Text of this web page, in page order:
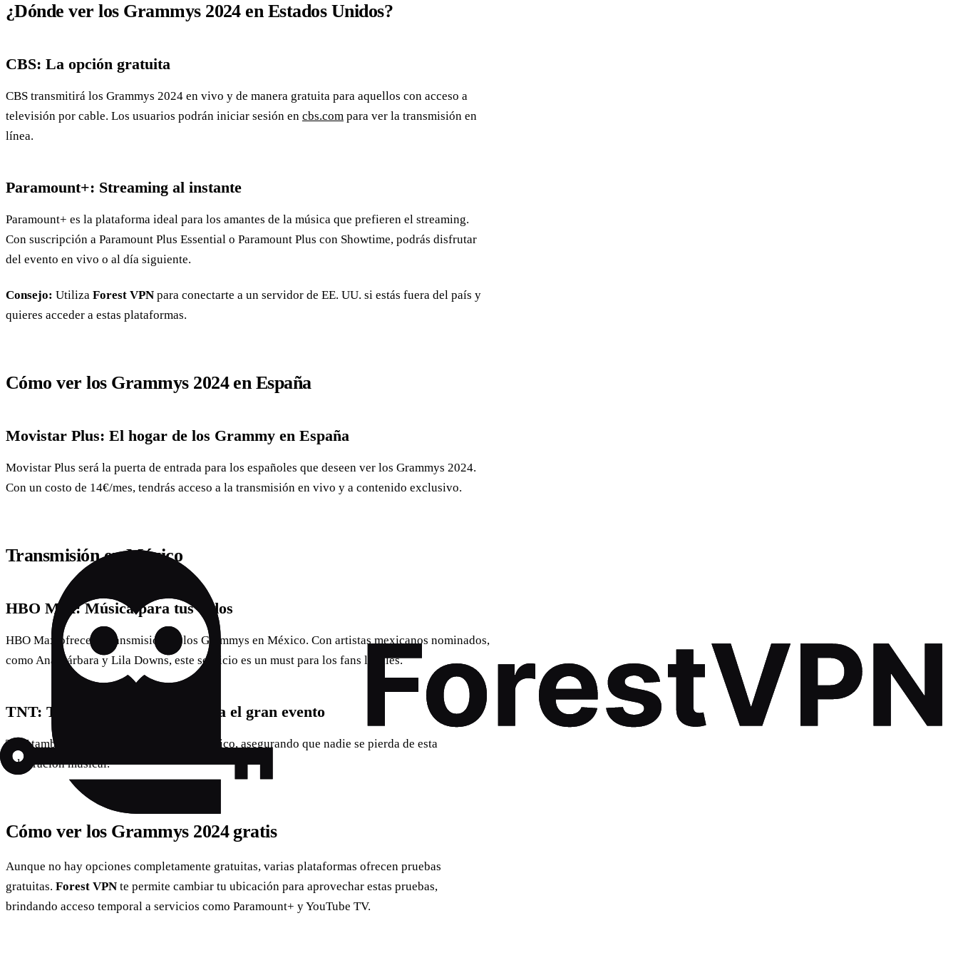
¿Dónde ver los Grammys 2024 en Estados Unidos?
CBS: La opción gratuita
CBS transmitirá los Grammys 2024 en vivo y de manera gratuita para aquellos con acceso a
televisión por cable. Los usuarios podrán iniciar sesión en cbs.com para ver la transmisión en
línea.
Paramount+: Streaming al instante
Paramount+ es la plataforma ideal para los amantes de la música que prefieren el streaming.
Con suscripción a Paramount Plus Essential o Paramount Plus con Showtime, podrás disfrutar
del evento en vivo o al día siguiente.
Consejo: Utiliza Forest VPN para conectarte a un servidor de EE. UU. si estás fuera del país y
quieres acceder a estas plataformas.
Cómo ver los Grammys 2024 en España
Movistar Plus: El hogar de los Grammy en España
Movistar Plus será la puerta de entrada para los españoles que deseen ver los Grammys 2024.
Con un costo de 14€/mes, tendrás acceso a la transmisión en vivo y a contenido exclusivo.
Transmisión en México
HBO Max: Música para tus oídos
HBO Max ofrece la transmisión de los Grammys en México. Con artistas mexicanos nominados,
como Ana Bárbara y Lila Downs, este servicio es un must para los fans locales.
TNT: Televisión tradicional para el gran evento
TNT también transmitirá el evento en México, asegurando que nadie se pierda de esta
celebración musical.
Cómo ver los Grammys 2024 gratis
Aunque no hay opciones completamente gratuitas, varias plataformas ofrecen pruebas
gratuitas. Forest VPN te permite cambiar tu ubicación para aprovechar estas pruebas,
brindando acceso temporal a servicios como Paramount+ y YouTube TV.